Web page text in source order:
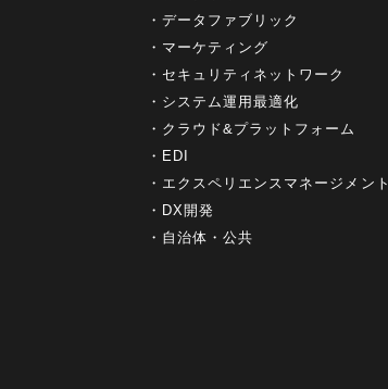
データファブリック
マーケティング
セキュリティネットワーク
システム運用最適化
クラウド&プラットフォーム
EDI
エクスペリエンスマネージメント
DX開発
自治体・公共